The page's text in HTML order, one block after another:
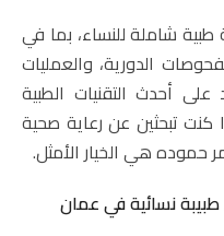
طبية شاملة للنساء، بما في
الدورية، والعمليات
على أحدث التقنيات الطبية
كنت تبحثين عن رعاية صحية
حموده هي الخيار الأمثل.
نسائية في عمان